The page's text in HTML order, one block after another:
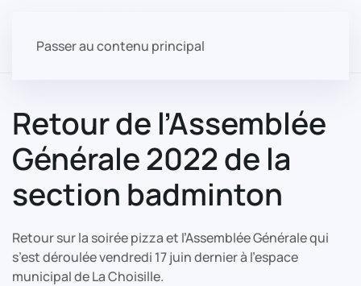
Passer au contenu principal
Retour de l’Assemblée
Générale 2022 de la
section badminton
Retour sur la soirée pizza et l’Assemblée Générale qui
s’est déroulée vendredi 17 juin dernier à l’espace
municipal de La Choisille.